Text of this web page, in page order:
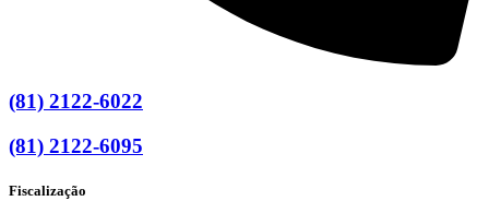
(81) 2122-6022
(81) 2122-6095
Fiscalização